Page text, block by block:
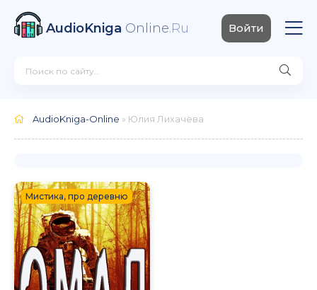
AudioKniga Online.Ru Войти
AudioKniga-Online » Юлия Лихачёва
Мистика, про деревню